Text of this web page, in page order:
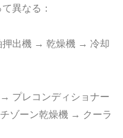
異なる：
出機 → 乾燥機 → 冷却
プレコンディショナー
ゾーン乾燥機 → クーラ